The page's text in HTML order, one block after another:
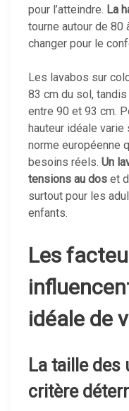
pour l’atteindre. La
tourne autour de 80
changer pour le
Les lavabos sur
83 cm du sol, tandis
entre 90 et 93 cm.
hauteur idéale varie
norme européenne
besoins réels. Un
tensions au dos et
surtout pour les
enfants.
Les
idéale de
La taille
critère